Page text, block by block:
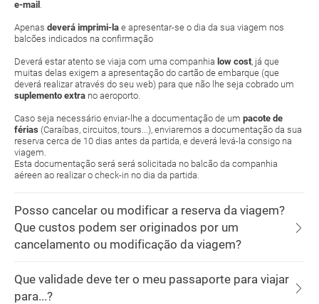
e-mail .
Apenas deverá imprimi-la e apresentar-se o dia da sua viagem nos
balcões indicados na confirmação
Deverá estar atento se viaja com uma companhia low cost, já que
muitas delas exigem a apresentação do cartão de embarque (que
deverá realizar através do seu web) para que não lhe seja cobrado um
suplemento extra no aeroporto.
Caso seja necessário enviar-lhe a documentação de um pacote de
férias (Caraíbas, circuitos, tours...), enviaremos a documentação da sua
reserva cerca de 10 dias antes da partida, e deverá levá-la consigo na
viagem.
Esta documentação será será solicitada no balcão da companhia
aéreen ao realizar o check-in no dia da partida.
Posso cancelar ou modificar a reserva da viagem?
Que custos podem ser originados por um
cancelamento ou modificação da viagem?
Que validade deve ter o meu passaporte para viajar
para...?